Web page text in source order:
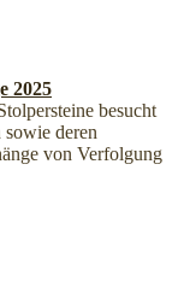
2025
besucht
sowie deren
von Verfolgung